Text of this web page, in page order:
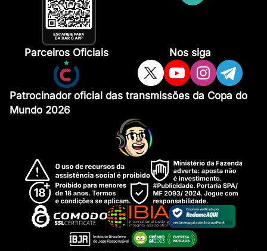
Parceiros Oficiais Nos siga
Patrocinador oficial das transmissões da Copa do
Mundo 2026